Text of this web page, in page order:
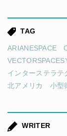
TAG
ARIANESPACE
インターステラテ
北アメリカ
小型
WRITER